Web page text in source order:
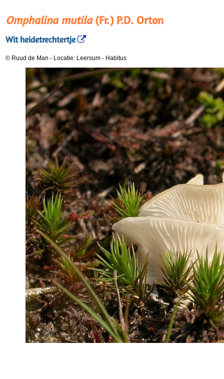
Omphalina mutila(Fr.) P.D. Orton
Wit heidetrechtertje
© Ruud de Man - Locatie: Leersum - Habitus